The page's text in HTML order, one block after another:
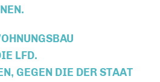
LFD.
GEGEN DIE DER STAAT